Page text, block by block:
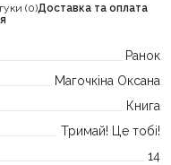
(0)Доставка та оплата
Ранок
Магочкіна Оксана
Книга
Тримай! Це тобі!
14